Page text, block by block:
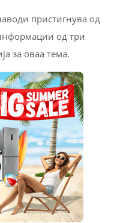
пристигнува од
од три
за оваа тема.